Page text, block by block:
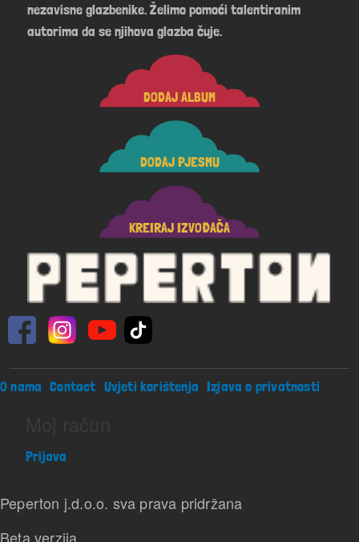
nezavisne glazbenike. Želimo pomoći talentiranim
autorima da se njihova glazba čuje.
DODAJ ALBUM
DODAJ PJESMU
KREIRAJ IZVOĐAČA
Footer menu
O nama Contact Uvjeti korištenja Izjava o privatnosti
Prijava
Peperton j.d.o.o. sva prava pridržana
Beta verzija